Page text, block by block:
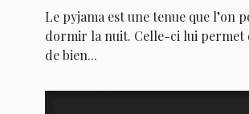
Le pyjama est une tenue que l’on
dormir la nuit. Celle-ci lui permet
de bien...